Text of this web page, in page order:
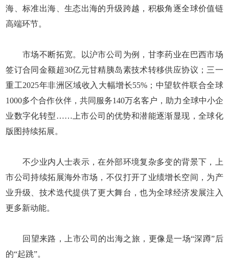
海、标准出海、生态出海的升级跨越，积极角逐全球价值链
高端环节。
市场不断拓宽。以沪市公司为例，甘李药业在巴西市场
签订合同金额超30亿元甘精胰岛素技术转移供应协议；三一
重工2025年非洲区域收入大幅增长55%；中望软件联合全球
1000多个合作伙伴，共同服务140万名客户，助力全球中小企
业数字化转型……上市公司的优势和潜能逐渐显现，全球化
版图持续拓展。
不少业内人士表示，在外部环境复杂多变的背景下，上
市公司持续拓展海外市场，不仅打开了业绩增长空间，为产
业升级、技术迭代提供了更大舞台，也为全球经济发展注入
更多新动能。
回望来路，上市公司的出海之旅，更像是一场“深蹲”后
的“起跳”。